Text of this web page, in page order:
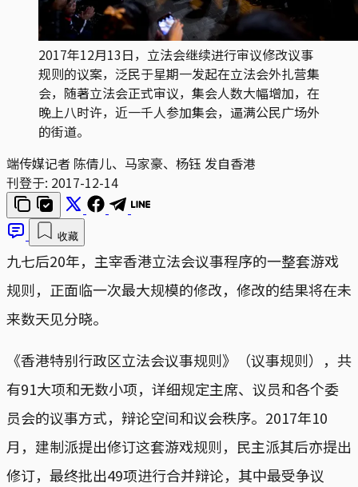
2017年12月13日，立法会继续进行审议修改议事
规则的议案，泛民于星期一发起在立法会外扎营集
会，随著立法会正式审议，集会人数大幅增加，在
晚上八时许，近一千人参加集会，逼满公民广场外
的街道。
端传媒记者 陈倩儿、马家豪、杨钰 发自香港
刊登于: 2017-12-14
收藏
九七后20年，主宰香港立法会议事程序的一整套游戏
规则，正面临一次最大规模的修改，修改的结果将在未
来数天见分晓。
《香港特别行政区立法会议事规则》（议事规则），共
有91大项和无数小项，详细规定主席、议员和各个委
员会的议事方式，辩论空间和议会秩序。2017年10
月，建制派提出修订这套游戏规则，民主派其后亦提出
修订，最终批出49项进行合并辩论，其中最受争议